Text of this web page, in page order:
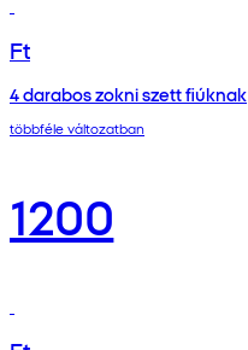
Ft
4 darabos zokni szett fiúknak
többféle változatban
1200